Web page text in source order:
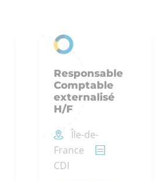
Responsable
Comptable
externalisé
H/F
Île-de-
France
CDI